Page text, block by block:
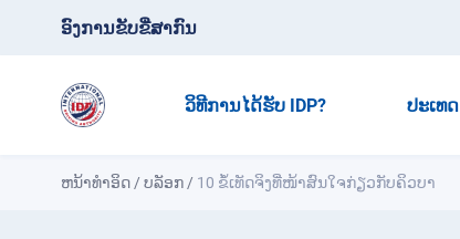
ອົງການຂັບຂີ່ສາກົນ
ວິທີການໄດ້ຮັບ IDP? ປະເທດ
ຫນ້າທໍາອິດ /ບລັອກ / 10 ຂໍ້ເທັດຈິງທີ່ໜ້າສົນໃຈກ່ຽວກັບຄິວບາ